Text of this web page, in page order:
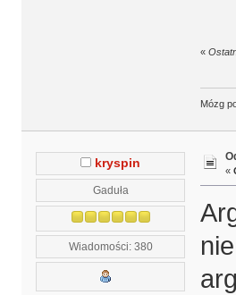
«
Mózg
kryspin
Gaduła
Wiadomości: 380
«